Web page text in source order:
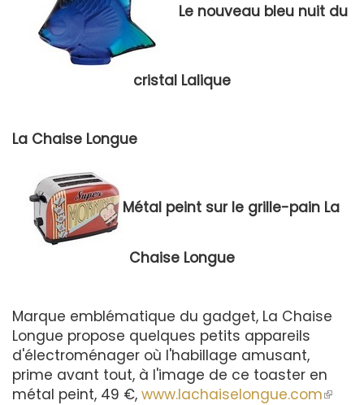
Le nouveau bleu nuit du
cristal Lalique
La Chaise Longue
Métal peint sur le grille-pain La
Chaise Longue
Marque emblématique du gadget, La Chaise
Longue propose quelques petits appareils
d'électroménager où l'habillage amusant,
prime avant tout, à l'image de ce toaster en
métal peint, 49 €, www.lachaiselongue.com(le